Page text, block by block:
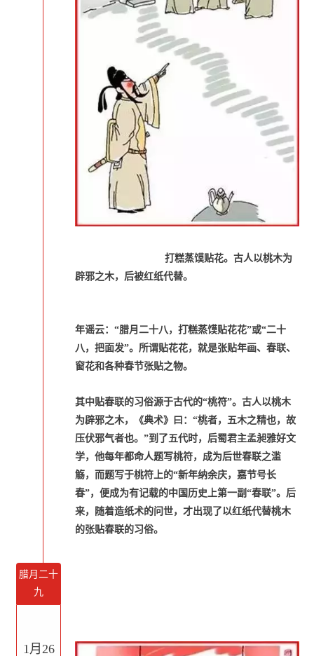
打糕蒸馍贴花。古人以桃木为
辟邪之木，后被红纸代替。
年谣云：“腊月二十八，打糕蒸馍贴花花”或“二十
八，把面发”。所谓贴花花，就是张贴年画、春联、
窗花和各种春节张贴之物。
其中贴春联的习俗源于古代的“桃符”。古人以桃木
为辟邪之木，《典术》曰：“桃者，五木之精也，故
压伏邪气者也。”到了五代时，后蜀君主孟昶雅好文
学，他每年都命人题写桃符，成为后世春联之滥
觞，而题写于桃符上的“新年纳余庆，嘉节号长
春”，便成为有记载的中国历史上第一副“春联”。后
来，随着造纸术的问世，才出现了以红纸代替桃木
的张贴春联的习俗。
腊月二十
九
1月26